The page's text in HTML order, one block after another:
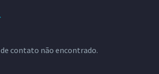
contato não encontrado.